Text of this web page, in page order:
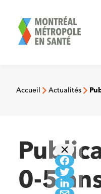
contenu
Accueil Actualités
0-5